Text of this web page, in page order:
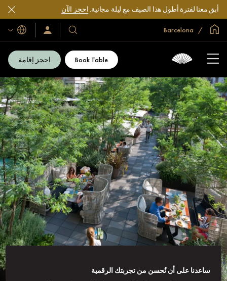
أبق معنا لفترة أطول هذا الصيف مع ليلة مجانية.احجز الآن
الصفحة الرئيسية العالمية
فنادقنا
ومنتجعاتنا
سجّل
الدخول/
اللغات
Book Table احجز إقامة
ساعدنا على أن نُحسن من تجربتك الرقمية